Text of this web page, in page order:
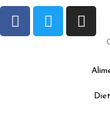
F
a
T
w
I
n